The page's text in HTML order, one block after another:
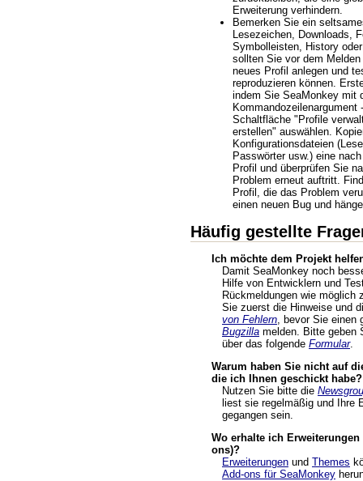
Erweiterung verhindern.
Bemerken Sie ein
Lesezeichen, Downloads,
Symbolleisten, History
sollten Sie vor dem
neues Profil anlegen und
reproduzieren können.
indem Sie SeaMonkey mit
Kommandozeilenargument
Schaltfläche "Profile
erstellen" auswählen.
Konfigurationsdateien
Passwörter usw.) eine
Profil und überprüfen Sie
Problem erneut auftritt.
Profil, die das Problem
einen neuen Bug und
Häufig gestellte
Ich möchte dem Projekt
Damit SeaMonkey noch
Hilfe von Entwicklern und
Rückmeldungen wie möglich
Sie zuerst die Hinweise und
von Fehlern , bevor Sie einen
Bugzilla melden. Bitte geben
über das folgende Formular.
Warum haben Sie nicht auf
die ich Ihnen geschickt habe?
Nutzen Sie bitte die
liest sie regelmäßig und Ihre
gegangen sein.
Wo erhalte ich
ons)?
Erweiterungen und Themes
Add-ons für SeaMonkey